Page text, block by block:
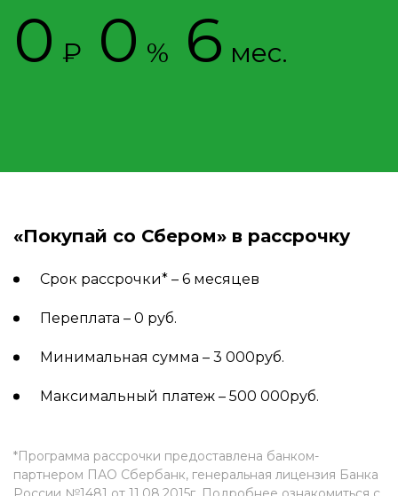
0 ₽ 0 % 6 мес.
«Покупай со Сбером» в рассрочку
Срок рассрочки* – 6 месяцев
Переплата – 0 руб.
Минимальная сумма – 3 000руб.
Максимальный платеж – 500 000руб.
*Программа рассрочки предоставлена банком-
партнером ПАО Сбербанк, генеральная лицензия Банка